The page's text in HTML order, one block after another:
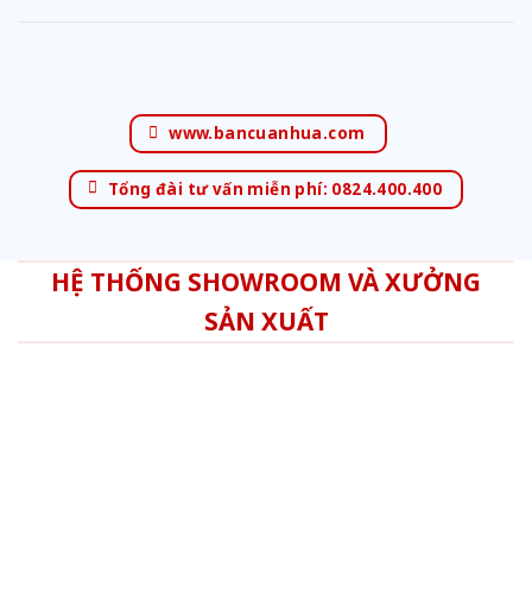
www.bancuanhua.com
Tổng đài tư vấn miễn phí: 0824.400.400
HỆ THỐNG SHOWROOM VÀ XƯỞNG
SẢN XUẤT